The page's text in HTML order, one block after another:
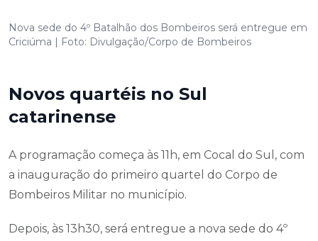
Nova sede do 4º Batalhão dos Bombeiros será entregue em
Criciúma | Foto: Divulgação/Corpo de Bombeiros
Novos quartéis no Sul
catarinense
A programação começa às 11h, em Cocal do Sul, com
a inauguração do primeiro quartel do Corpo de
Bombeiros Militar no município.
Depois, às 13h30, será entregue a nova sede do 4º